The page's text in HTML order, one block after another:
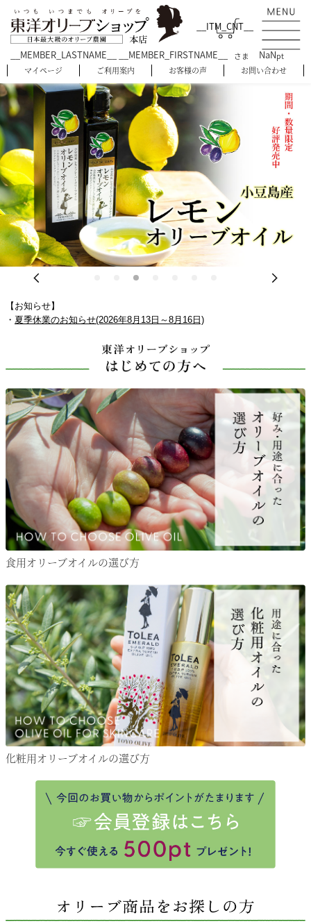
__ITM_CNT__
__MEMBER_LASTNAME__ __MEMBER_FIRSTNAME__ さま NaNpt
マイページ ご利用案内 お客様の声 お問い合わせ
【お知らせ】
・ 夏季休業のお知らせ(2026年8月13日～8月16日)
食用オリーブオイルの選び方
化粧用オリーブオイルの選び方